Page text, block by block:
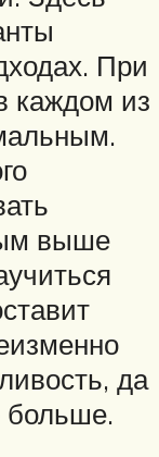
При
каждом из
выше
да
больше.